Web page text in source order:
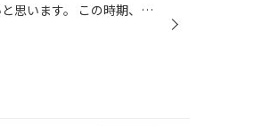
年末年始は、帰省や旅行で、おクルマでの長距離移動も多いと思います。 この時期、高速道路などでのトラブルの多くは、タイヤのパンクやバーストなど、 タイヤの空気圧不足によるものが多いため、とくに注意が必要です。 というわけで、今回は、年末年始前におススメの「タイヤの空気圧点検」 「タ...